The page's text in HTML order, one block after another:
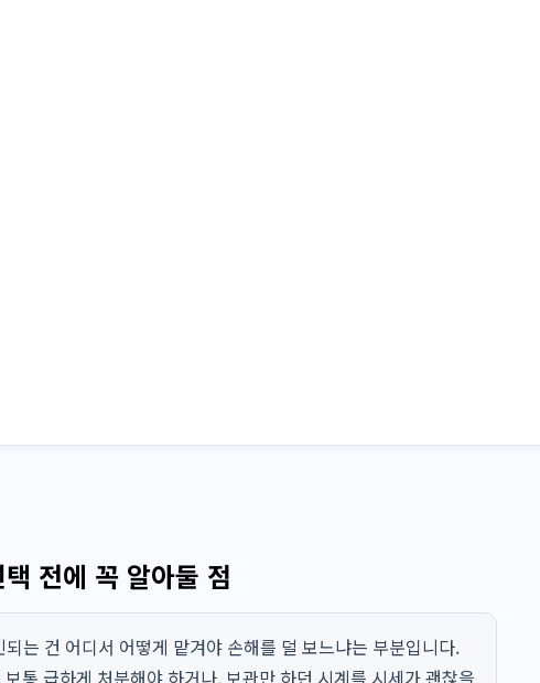
전에 꼭 알아둘 점
는 건 어디서 어떻게 맡겨야 손해를 덜 보느냐는 부분입니다.
통 급하게 처분해야 하거나, 보관만 하던 시계를 시세가 괜찮을